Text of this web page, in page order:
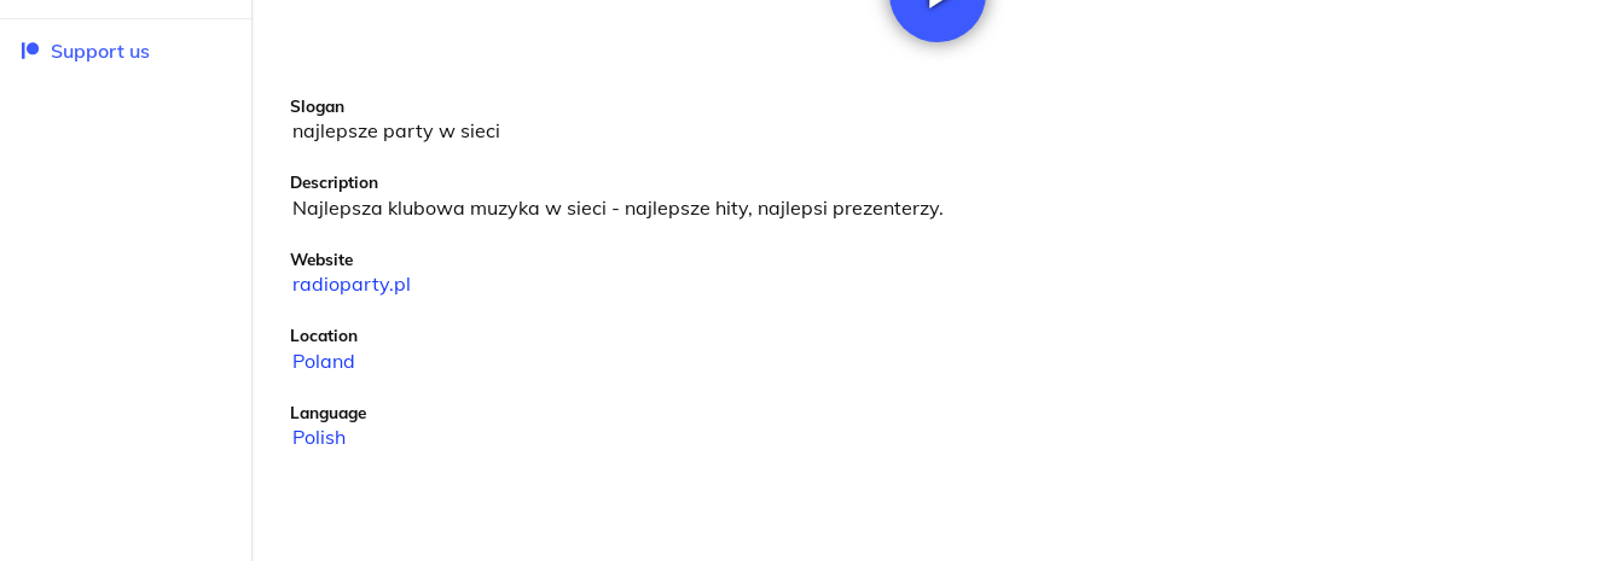
Support us
Slogan
najlepsze party w sieci
Description
Najlepsza klubowa muzyka w sieci - najlepsze hity, najlepsi prezenterzy.
Website
radioparty.pl
Location
Poland
Language
Polish